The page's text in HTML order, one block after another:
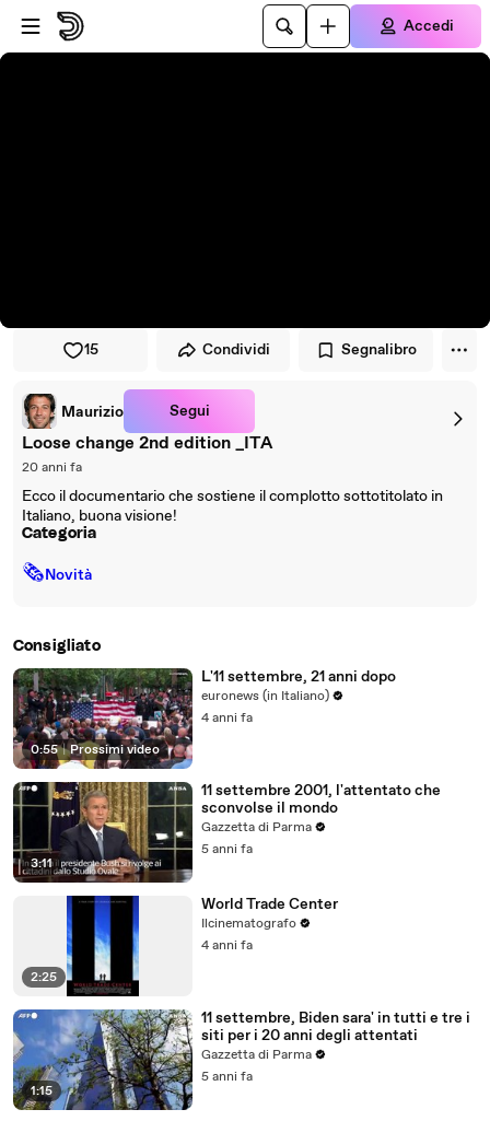
Vai al lettore
Passa al contenuto principale
Accedi
15 Condividi Segnalibro
Maurizio Segui
Loose change 2nd edition _ITA
20 anni fa
Ecco il documentario che sostiene il complotto sottotitolato in
Italiano, buona visione!
Categoria
🗞Novità
Consigliato
0:55 | Prossimi video
L'11 settembre, 21 anni dopo
euronews (in Italiano)
4 anni fa
3:11
11 settembre 2001, l'attentato che
sconvolse il mondo
Gazzetta di Parma
5 anni fa
2:25
World Trade Center
Ilcinematografo
4 anni fa
1:15
11 settembre, Biden sara' in tutti e tre i
siti per i 20 anni degli attentati
Gazzetta di Parma
5 anni fa